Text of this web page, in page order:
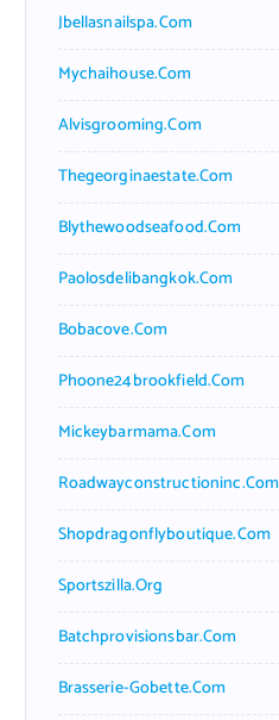
Jbellasnailspa.com
Mychaihouse.com
Alvisgrooming.com
Thegeorginaestate.com
Blythewoodseafood.com
Paolosdelibangkok.com
Bobacove.com
Phoone24brookfield.com
Mickeybarmama.com
Roadwayconstructioninc.com
Shopdragonflyboutique.com
Sportszilla.org
Batchprovisionsbar.com
Brasserie-Gobette.com